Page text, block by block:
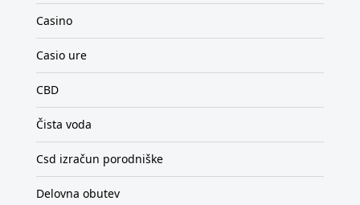
Casino
Casio ure
CBD
Čista voda
Csd izračun porodniške
Delovna obutev